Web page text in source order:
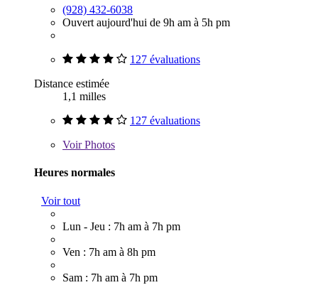
(928) 432-6038
Ouvert aujourd'hui de 9h am à 5h pm
127 évaluations
Distance estimée
1,1 milles
127 évaluations
VoirPhotos
Heures normales
Voir tout
Lun - Jeu : 7h am à 7h pm
Ven : 7h am à 8h pm
Sam : 7h am à 7h pm